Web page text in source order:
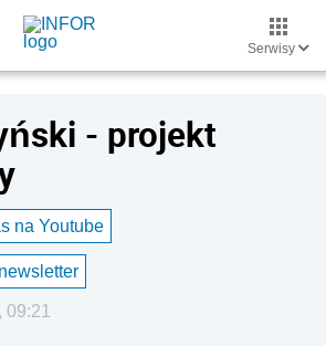
Serwisy
- projekt
na Youtube